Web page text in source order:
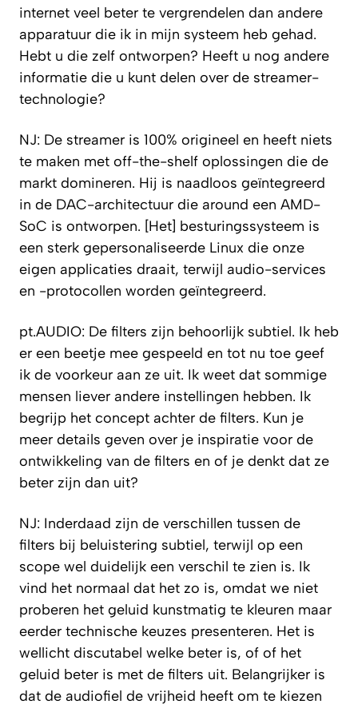
internet veel beter te vergrendelen dan andere
apparatuur die ik in mijn systeem heb gehad.
Hebt u die zelf ontworpen? Heeft u nog andere
informatie die u kunt delen over de streamer-
technologie?
NJ: De streamer is 100% origineel en heeft niets
te maken met off-the-shelf oplossingen die de
markt domineren. Hij is naadloos geïntegreerd
in de DAC-architectuur die around een AMD-
SoC is ontworpen. [Het] besturingssysteem is
een sterk gepersonaliseerde Linux die onze
eigen applicaties draait, terwijl audio-services
en -protocollen worden geïntegreerd.
pt.AUDIO: De filters zijn behoorlijk subtiel. Ik heb
er een beetje mee gespeeld en tot nu toe geef
ik de voorkeur aan ze uit. Ik weet dat sommige
mensen liever andere instellingen hebben. Ik
begrijp het concept achter de filters. Kun je
meer details geven over je inspiratie voor de
ontwikkeling van de filters en of je denkt dat ze
beter zijn dan uit?
NJ: Inderdaad zijn de verschillen tussen de
filters bij beluistering subtiel, terwijl op een
scope wel duidelijk een verschil te zien is. Ik
vind het normaal dat het zo is, omdat we niet
proberen het geluid kunstmatig te kleuren maar
eerder technische keuzes presenteren. Het is
wellicht discutabel welke beter is, of of het
geluid beter is met de filters uit. Belangrijker is
dat de audiofiel de vrijheid heeft om te kiezen